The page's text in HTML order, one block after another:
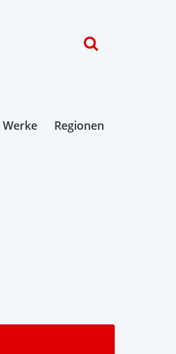
Werke Regionen